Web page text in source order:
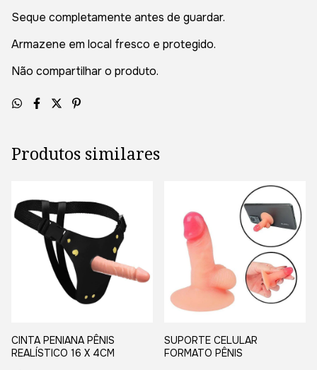
Seque completamente antes de guardar.
Armazene em local fresco e protegido.
Não compartilhar o produto.
Produtos similares
CINTA PENIANA PÊNIS
REALÍSTICO 16 X 4CM
SUPORTE CELULAR
FORMATO PÊNIS